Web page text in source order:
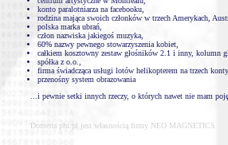
konto paralotniarza na facebooku,
rodzina mająca swoich członków w trzech Amerykach,
polska marka ubrań,
człon nazwiska jakiegoś muzyka,
60% nazwy pewnego stowarzyszenia kobiet,
całkiem kosztowny zestaw głośników 2.1 i inny, kolumn
spółka z o.o.,
firma świadcząca usługi lotów helikopterem na trzech
przenośny system obrazowania
...i pewnie setki innych rzeczy, o których nawet nie mam
Domena phi.pl jest własnością firmy NEO MAGNETICS